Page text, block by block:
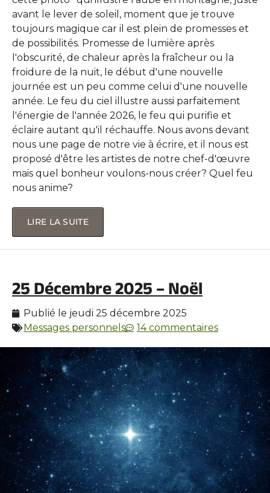
avant le lever de soleil, moment que je trouve
toujours magique car il est plein de promesses et
de possibilités. Promesse de lumière après
l'obscurité, de chaleur après la fraîcheur ou la
froidure de la nuit, le début d'une nouvelle
journée est un peu comme celui d'une nouvelle
année. Le feu du ciel illustre aussi parfaitement
l'énergie de l'année 2026, le feu qui purifie et
éclaire autant qu'il réchauffe. Nous avons devant
nous une page de notre vie à écrire, et il nous est
proposé d'être les artistes de notre chef-d'œuvre
mais quel bonheur voulons-nous créer? Quel feu
nous anime?
LIRE LA SUITE
25 Décembre 2025 – Noël
Publié le jeudi 25 décembre 2025
Messages personnels
14 commentaires